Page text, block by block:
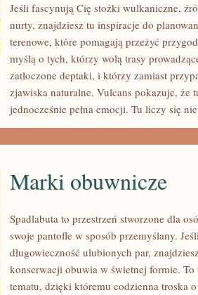
LODOWCE
Jeśli fascynują Cię stożki wulkaniczne,
nurty, znajdziesz tu inspiracje do
terenowe, które pomagają przeżyć
myślą o tych, którzy wolą trasy
zatłoczone deptaki, i którzy zamiast
zjawiska naturalne. Vulcans pokazuje, że
jednocześnie pełna emocji. Tu liczy się
Marki obuwnicze
Spadlabuta to przestrzeń stworzone dla
swoje pantofle w sposób przemyślany.
długowieczność ulubionych par,
konserwacji obuwia w świetnej formie. To
tematu, dzięki któremu codzienna troska